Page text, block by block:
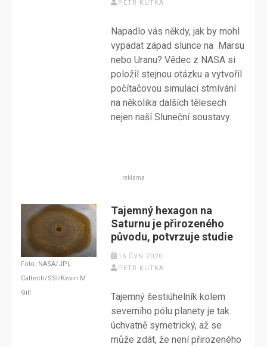
PETR KUTKA
Napadlo vás někdy, jak by mohl
vypadat západ slunce na Marsu
nebo Uranu? Vědec z NASA si
položil stejnou otázku a vytvořil
počítačovou simulaci stmívání
na několika dalších tělesech
nejen naší Sluneční soustavy.
reklama
Foto: NASA/JPL-
Caltech/SSI/Kevin M.
Gill
Tajemný hexagon na
Saturnu je přirozeného
původu, potvrzuje studie
16 ČVN 2020
PETR KUTKA
Tajemný šestiúhelník kolem
severního pólu planety je tak
úchvatně symetrický, až se
může zdát, že není přirozeného